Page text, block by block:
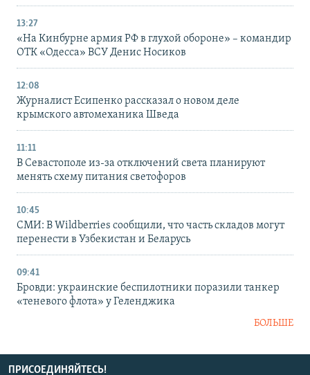
13:27
«На Кинбурне армия РФ в глухой обороне» – командир
ОТК «Одесса» ВСУ Денис Носиков
12:08
Журналист Есипенко рассказал о новом деле
крымского автомеханика Шведа
11:11
В Севастополе из-за отключений света планируют
менять схему питания светофоров
10:45
СМИ: В Wildberries сообщили, что часть складов могут
перенести в Узбекистан и Беларусь
09:41
Бровди: украинские беспилотники поразили танкер
«теневого флота» у Геленджика
БОЛЬШЕ
ПРИСОЕДИНЯЙТЕСЬ!